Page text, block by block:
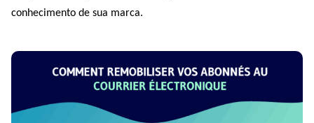
conhecimento de sua marca.